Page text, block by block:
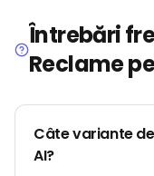
Întrebări
Reclame
Câte variante
AI?